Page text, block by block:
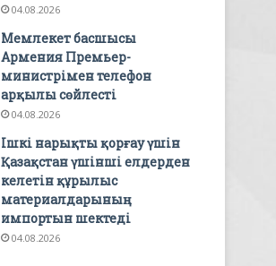
04.08.2026
Мемлекет басшысы
Армения Премьер-
министрімен телефон
арқылы сөйлесті
04.08.2026
Ішкі нарықты қорғау үшін
Қазақстан үшінші елдерден
келетін құрылыс
материалдарының
импортын шектеді
04.08.2026